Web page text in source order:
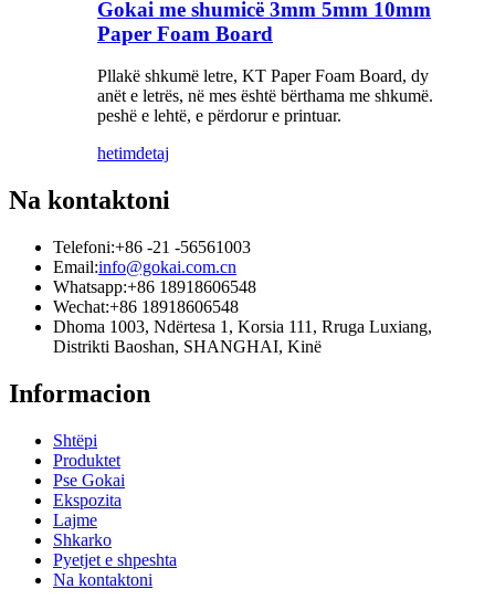
Gokai me shumicë 3mm 5mm 10mm
Paper Foam Board
Pllakë shkumë letre, KT Paper Foam Board, dy
anët e letrës, në mes është bërthama me shkumë.
peshë e lehtë, e përdorur e printuar.
hetimdetaj
Na kontaktoni
Telefoni:+86 -21 -56561003
Email:info@gokai.com.cn
Whatsapp:+86 18918606548
Wechat:+86 18918606548
Dhoma 1003, Ndërtesa 1, Korsia 111, Rruga Luxiang,
Distrikti Baoshan, SHANGHAI, Kinë
Informacion
Shtëpi
Produktet
Pse Gokai
Ekspozita
Lajme
Shkarko
Pyetjet e shpeshta
Na kontaktoni